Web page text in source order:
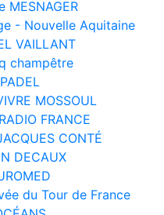
MESNAGER
- Nouvelle Aquitaine
VAILLANT
champêtre
PADEL
MOSSOUL
FRANCE
CONTÉ
DECAUX
du Tour de France